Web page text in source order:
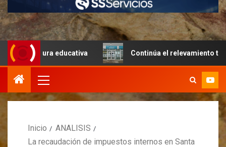
educativa Continúa el relevamiento técnico en
Inicio
ANALISIS
La recaudación de impuestos internos en Santa